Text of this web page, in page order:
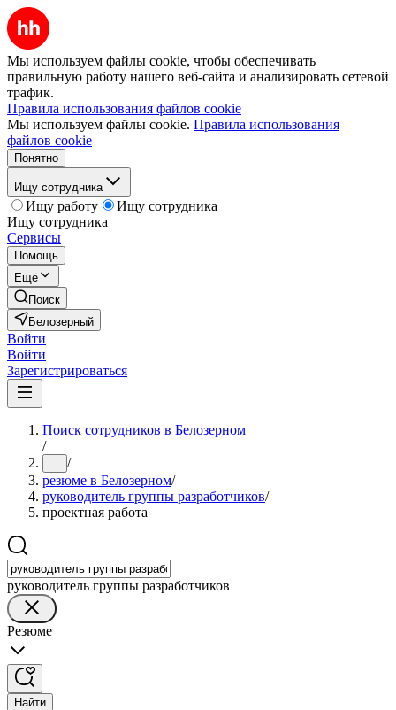
Мы используем файлы cookie, чтобы обеспечивать
правильную работу нашего веб-сайта и анализировать сетевой
трафик.
Правила использования файлов cookie
Мы используем файлы cookie. Правила использования
файлов cookie
Понятно
Ищу сотрудника
Ищу работу
Ищу сотрудника
Ищу сотрудника
Сервисы
Помощь
Ещё
Поиск
Белозерный
Войти
Войти
Зарегистрироваться
Поиск сотрудников в Белозерном
/
... /
резюме в Белозерном/
руководитель группы разработчиков/
проектная работа
руководитель группы разработчиков
Резюме
Найти